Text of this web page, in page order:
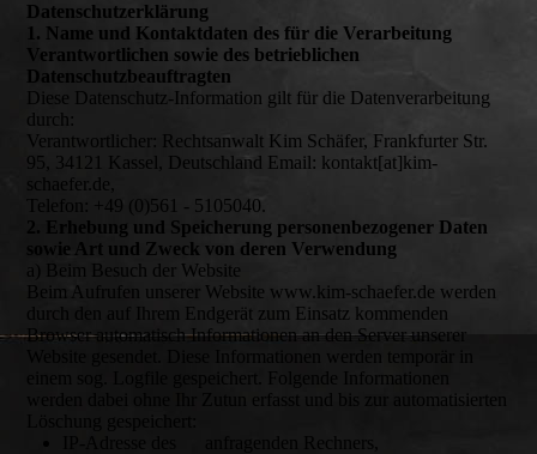
Datenschutzerklärung
1. Name und Kontaktdaten des für die Verarbeitung
Verantwortlichen sowie des betrieblichen
Datenschutzbeauftragten
Diese Datenschutz-Information gilt für die Datenverarbeitung
durch:
Verantwortlicher: Rechtsanwalt Kim Schäfer, Frankfurter Str.
95, 34121 Kassel, Deutschland Email: kontakt[at]kim-
schaefer.de,
Telefon: +49 (0)561 - 5105040.
2. Erhebung und Speicherung personenbezogener Daten
sowie Art und Zweck von deren Verwendung
a) Beim Besuch der Website
Beim Aufrufen unserer Website www.kim-schaefer.de werden
durch den auf Ihrem Endgerät zum Einsatz kommenden
Browser automatisch Informationen an den Server unserer
einem sog. Logfile gespeichert. Folgende Informationen
werden dabei ohne Ihr Zutun erfasst und bis zur automatisierten
IP-Adresse des anfragenden Rechners,